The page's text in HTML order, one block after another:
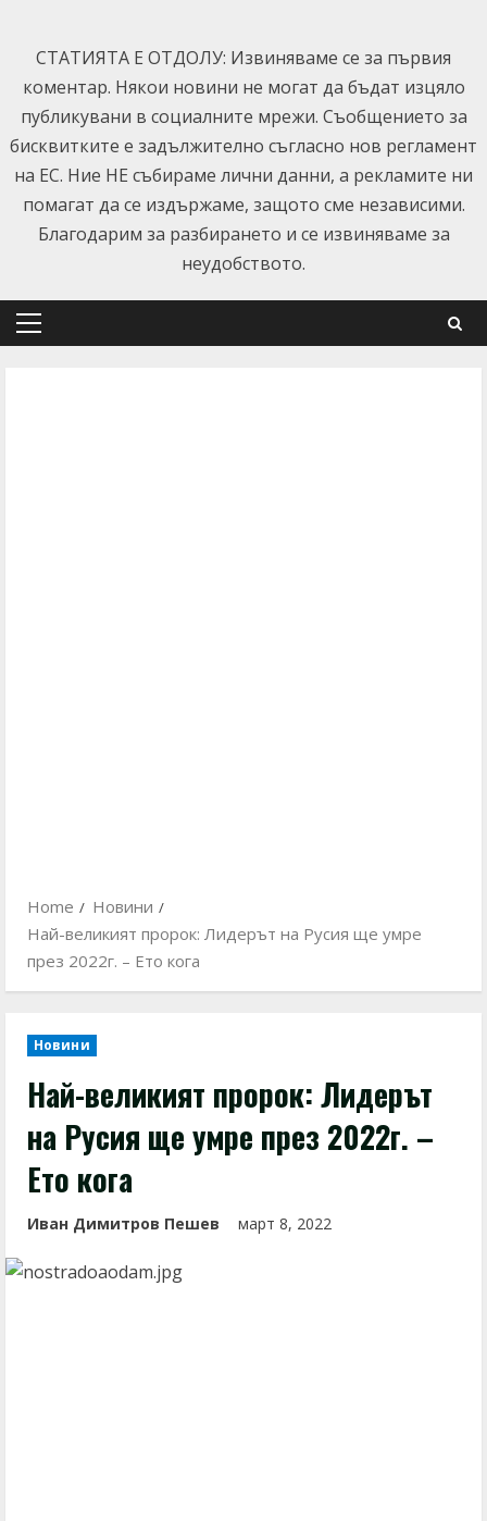
content
СТАТИЯТА Е ОТДОЛУ: Извиняваме се за първия
коментар. Някои новини не могат да бъдат изцяло
публикувани в социалните мрежи. Съобщението за
бисквитките е задължително съгласно нов регламент
на ЕС. Ние НЕ събираме лични данни, а рекламите ни
помагат да се издържаме, защото сме независими.
Благодарим за разбирането и се извиняваме за
неудобството.
Primary
Home
Новини
Най-великият пророк: Лидерът на Русия ще умре
през 2022г. – Ето кога
Новини
Най-великият пророк: Лидерът
на Русия ще умре през 2022г. –
Ето кога
Иван Димитров Пешев март 8, 2022